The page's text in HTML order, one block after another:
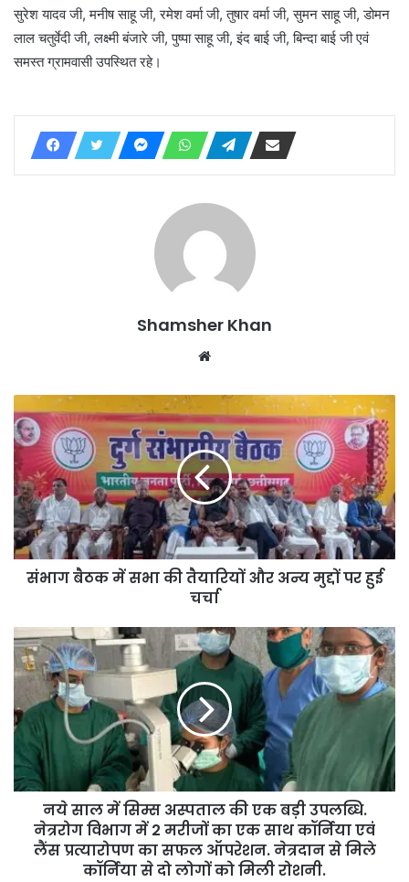
सुरेश यादव जी, मनीष साहू जी, रमेश वर्मा जी, तुषार वर्मा जी, सुमन साहू जी, डोमन
लाल चतुर्वेदी जी, लक्ष्मी बंजारे जी, पुष्पा साहू जी, इंद बाई जी, बिन्दा बाई जी एवं
समस्त ग्रामवासी उपस्थित रहे।
Shamsher Khan
संभाग बैठक में सभा की तैयारियों और अन्य मुद्दों पर हुई
चर्चा
नये साल में सिम्स अस्पताल की एक बड़ी उपलब्धि.
नेत्ररोग विभाग में 2 मरीजों का एक साथ कॉर्निया एवं
लैंस प्रत्यारोपण का सफल ऑपरेशन. नेत्रदान से मिले
कॉर्निया से दो लोगों को मिली रोशनी.